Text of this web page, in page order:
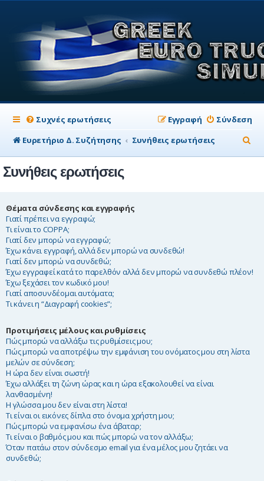
Συχνές ερωτήσεις Σύνδεση
Εγγραφή
Ευρετήριο Δ. Συζήτησης
Συνήθεις ερωτήσεις
ν
η
Συνήθεις ερωτήσεις
Θέματα σύνδεσης και εγγραφής
Γιατί πρέπει να εγγραφώ;
Τι είναι το COPPA;
Γιατί δεν μπορώ να εγγραφώ;
Έχω κάνει εγγραφή, αλλά δεν μπορώ να συνδεθώ!
Γιατί δεν μπορώ να συνδεθώ;
Έχω εγγραφεί κατά το παρελθόν αλλά δεν μπορώ να συνδεθώ πλέον!
Έχω ξεχάσει τον κωδικό μου!
Γιατί αποσυνδέομαι αυτόματα;
Τι κάνει η “Διαγραφή cookies”;
Προτιμήσεις μέλους και ρυθμίσεις
Πώς μπορώ να αλλάξω τις ρυθμίσεις μου;
Πώς μπορώ να αποτρέψω την εμφάνιση του ονόματος μου στη λίστα
μελών σε σύνδεση;
Η ώρα δεν είναι σωστή!
Έχω αλλάξει τη ζώνη ώρας και η ώρα εξακολουθεί να είναι
λανθασμένη!
Η γλώσσα μου δεν είναι στη λίστα!
Τι είναι οι εικόνες δίπλα στο όνομα χρήστη μου;
Πώς μπορώ να εμφανίσω ένα άβαταρ;
Τι είναι ο βαθμός μου και πώς μπορώ να τον αλλάξω;
Όταν πατάω στον σύνδεσμο email για ένα μέλος μου ζητάει να
συνδεθώ;